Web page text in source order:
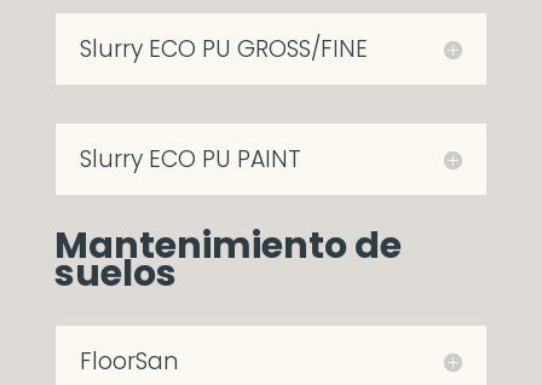
Slurry ECO PU GROSS/FINE
Slurry ECO PU PAINT
Mantenimiento de
suelos
FloorSan